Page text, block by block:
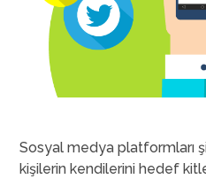
Sosyal medya platformları
kişilerin kendilerini hedef